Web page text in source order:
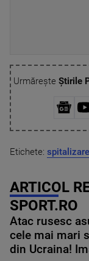
Urmărește Știrile
Etichete: spitalizare
ARTICOL
SPORT.RO
Atac rusesc
cele mai mari
din Ucraina!